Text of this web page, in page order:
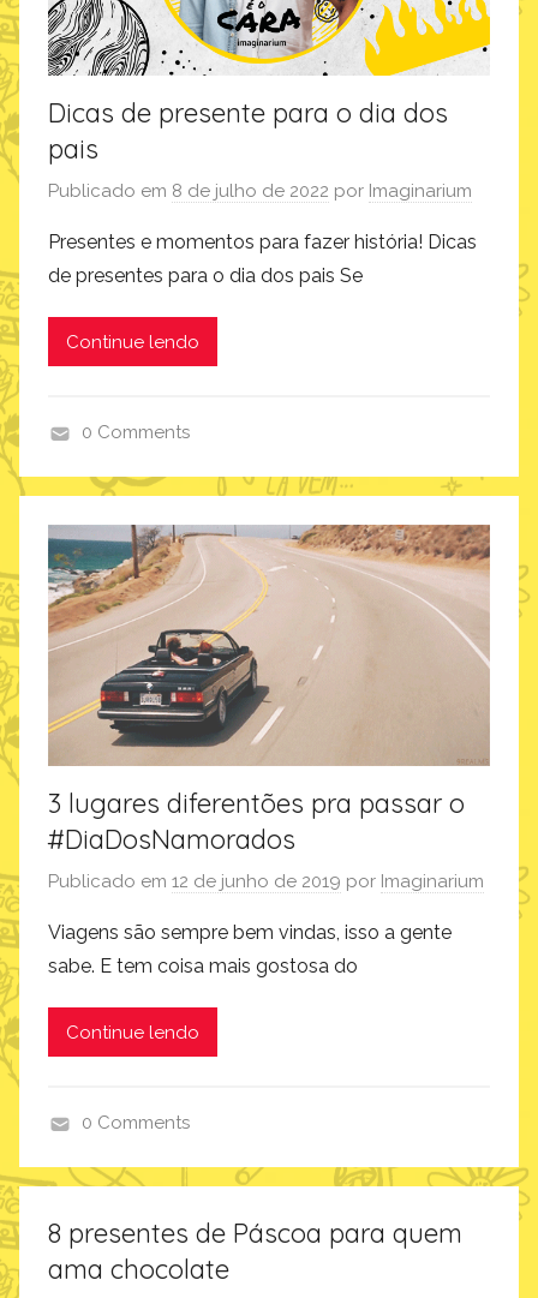
m
,
r
o
d
t
o
i
u
m
Dicas de presente para o dia dos
pais
Publicado em 8 de julho de 2022 por Imaginarium
Presentes e momentos para fazer história! Dicas
de presentes para o dia dos pais Se
Continue lendo
i
a
d
o
s
p
i
m
a
i
n
i
m
0 Comments
3 lugares diferentões pra passar o
#DiaDosNamorados
Publicado em 12 de junho de 2019 por Imaginarium
Viagens são sempre bem vindas, isso a gente
sabe. E tem coisa mais gostosa do
Continue lendo
m
g
i
0 Comments
8 presentes de Páscoa para quem
ama chocolate